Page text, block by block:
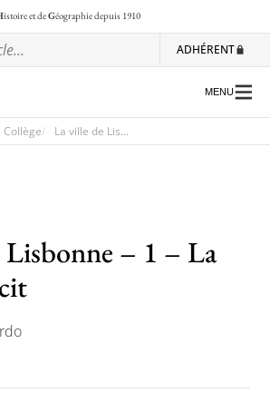
istoire et deGéographiedepuis 1910
ADHÉRENT
ateliers nationaux
et motions
de l’APHG
MENU
Collège La ville de Lis...
– 1 – La